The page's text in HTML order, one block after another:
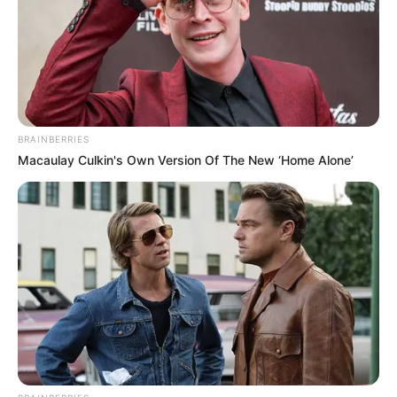
ακουμπάει τον ορίζοντα σαν όνειρο.
Τα βράχια, “χτυπημένα” από τον άνεμο και τον
χρόνο, προσφέρουν δροσιά και σκιά σε όσους
βρεθούν εκεί.
Ο άνεμος φυσάει ελαφρά, φέρνοντας αλμύρα
σοφία του παλιού θεού.
Στον παραλία Άγιος Μερκούριος, δεν πας
απλώς για μπάνιο. Πας για να θυμηθείς τι
σημαίνει γαλήνη. Πας για να ακούσεις τη
σιωπή.
Πας για να σταθείς απέναντι στο Αιγαίο και να
αφεθείς στην αιωνιότητα που ανασαίνει
BRAINBERRIES
Macaulay Culkin's Own Version Of The New ‘Home Alone’